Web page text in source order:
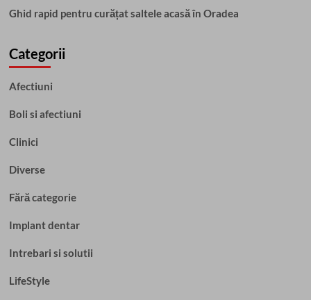
Ghid rapid pentru curățat saltele acasă în Oradea
Categorii
Afectiuni
Boli si afectiuni
Clinici
Diverse
Fără categorie
Implant dentar
Intrebari si solutii
LifeStyle